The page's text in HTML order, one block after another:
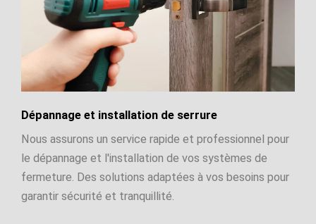
Dépannage et installation de serrure
Nous assurons un service rapide et professionnel pour
le dépannage et l'installation de vos systèmes de
fermeture. Des solutions adaptées à vos besoins pour
garantir sécurité et tranquillité.